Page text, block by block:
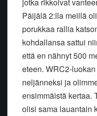
Päijälä 2:lla meillä
porukkaa rallia
kohdallansa sattui
että en nähnyt 500
eteen. WRC2-
neljänneksi ja
ensimmäistä kertaa.
olisi sama lauantain